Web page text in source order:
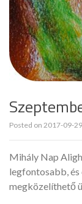
Posted on 2017-09-29
Mihály Nap
legfontosabb, és
megközelíthető